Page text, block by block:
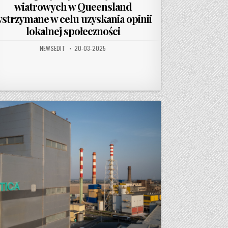
SZEFOWA QANTAS
ZAPŁATĘ ODSZKODOWANIA W WYSOKOŚCI 660 MILIONÓW DOLARÓW W POZWIE
wiatrowych w Queensland
w celu uzyskania opinii
lokalnej społeczności
AUTHOR:
NEWSEDIT PUBLISHED DATE:
20-03-2025